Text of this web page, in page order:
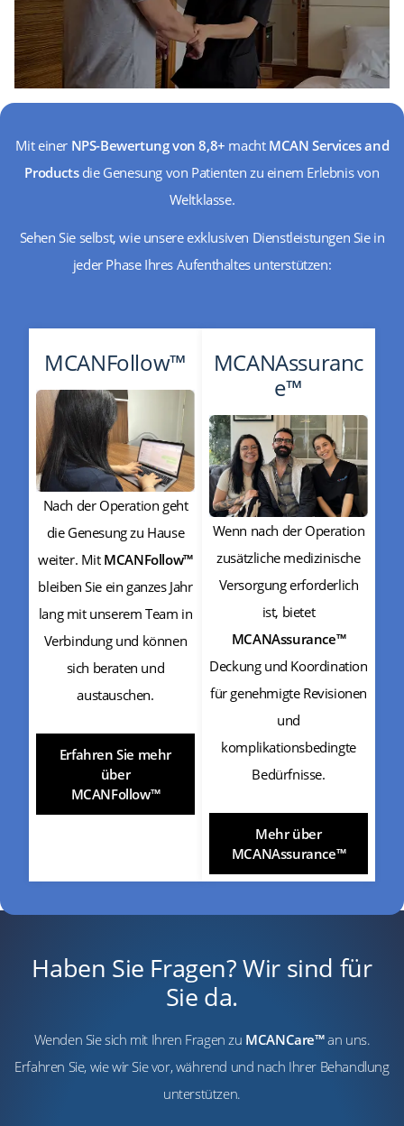
Mit einer NPS-Bewertung von 8,8+ macht MCAN Services and
Productsdie Genesung von Patienten zu einem Erlebnis von
Weltklasse.
Sehen Sie selbst, wie unsere exklusiven Dienstleistungen Sie in
jeder Phase Ihres Aufenthaltes unterstützen:
MCANFollow™
Nach der Operation geht
die Genesung zu Hause
weiter. Mit MCANFollow™
bleiben Sie ein ganzes Jahr
lang mit unserem Team in
Verbindung und können
sich beraten und
austauschen.
Erfahren Sie mehr
über
MCANFollow™
MCANAssuranc
e™
Wenn nach der Operation
zusätzliche medizinische
Versorgung erforderlich
ist, bietet
MCANAssurance™
Deckung und Koordination
für genehmigte Revisionen
und
komplikationsbedingte
Bedürfnisse.
Mehr über
MCANAssurance™
Haben Sie Fragen? Wir sind für
Sie da.
Wenden Sie sich mit Ihren Fragen zu MCANCare™an uns.
Erfahren Sie, wie wir Sie vor, während und nach Ihrer Behandlung
unterstützen.